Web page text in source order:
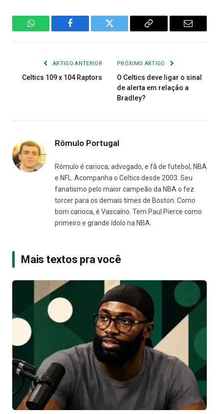
WhatsAppFacebook Twitter
Copiar
E-
ARTIGO ANTERIOR
Celtics 109 x 104 Raptors
PRÓXIMO ARTIGO
O Celtics deve ligar o sinal
de alerta em relação a
Bradley?
Rômulo Portugal
Rômulo é carioca, advogado, e fã de futebol, NBA
e NFL. Acompanha o Celtics desde 2003. Seu
fanatismo pelo maior campeão da NBA o fez
torcer para os demais times de Boston. Como
bom carioca, é Vascaíno. Tem Paul Pierce como
primeiro e grande ídolo na NBA.
Mais textos pra você